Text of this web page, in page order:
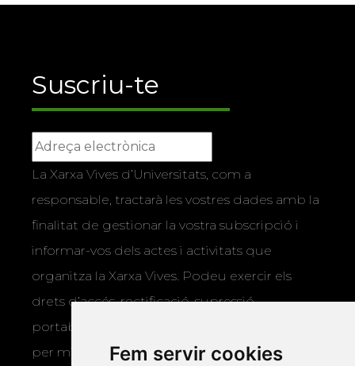
Fem servir cookies
Suscriu-te
La Xarxa Vives d’Universitats, com a
responsable, tractarà les vostres dades amb la
finalitat de gestionar la vostra subscripció i
informar-vos dels actes i activitats que
organitza la Xarxa Vives. Podeu exercir els
drets d’accés, rectificació, supressió,
portabilitat, limitació o oposició al tractament
per mitjans físics o electrònics. Podeu